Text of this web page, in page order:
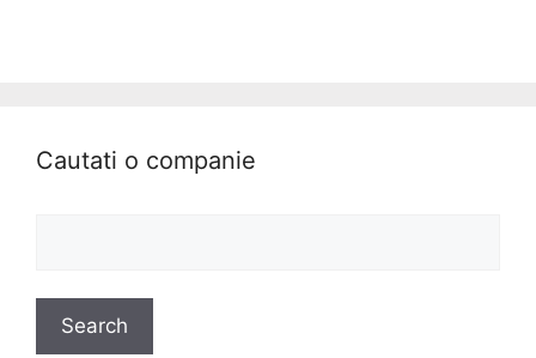
Cautati o companie